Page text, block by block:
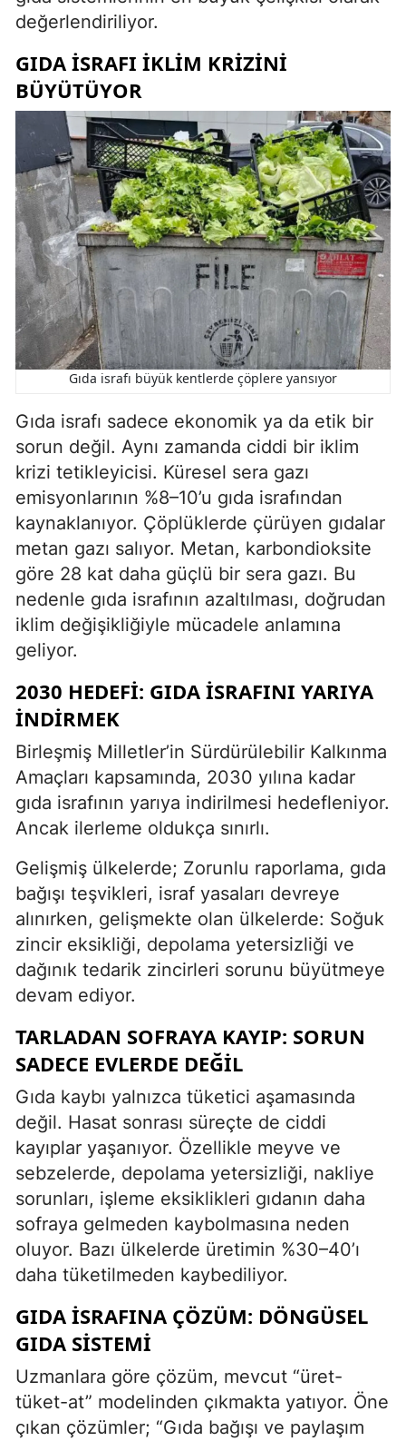
değerlendiriliyor.
GIDA ISRAFI IKLIM KRIZINI
BÜYÜTÜYOR
Gıda israfı büyük kentlerde çöplere yansıyor
Gıda israfı sadece ekonomik ya da etik bir
sorun değil. Aynı zamanda ciddi bir iklim
krizi tetikleyicisi. Küresel sera gazı
emisyonlarının %8–10’u gıda israfından
kaynaklanıyor. Çöplüklerde çürüyen gıdalar
metan gazı salıyor. Metan, karbondioksite
göre 28 kat daha güçlü bir sera gazı. Bu
nedenle gıda israfının azaltılması, doğrudan
iklim değişikliğiyle mücadele anlamına
geliyor.
2030 HEDEFI: GIDA ISRAFINI YARIYA
INDIRMEK
Birleşmiş Milletler’in Sürdürülebilir Kalkınma
Amaçları kapsamında, 2030 yılına kadar
gıda israfının yarıya indirilmesi hedefleniyor.
Ancak ilerleme oldukça sınırlı.
Gelişmiş ülkelerde; Zorunlu raporlama, gıda
bağışı teşvikleri, israf yasaları devreye
alınırken, gelişmekte olan ülkelerde: Soğuk
zincir eksikliği, depolama yetersizliği ve
dağınık tedarik zincirleri sorunu büyütmeye
devam ediyor.
TARLADAN SOFRAYA KAYIP: SORUN
SADECE EVLERDE DEĞIL
Gıda kaybı yalnızca tüketici aşamasında
değil. Hasat sonrası süreçte de ciddi
kayıplar yaşanıyor. Özellikle meyve ve
sebzelerde, depolama yetersizliği, nakliye
sorunları, işleme eksiklikleri gıdanın daha
sofraya gelmeden kaybolmasına neden
oluyor. Bazı ülkelerde üretimin %30–40’ı
daha tüketilmeden kaybediliyor.
GIDA İSRAFINA ÇÖZÜM: DÖNGÜSEL
GIDA SISTEMI
Uzmanlara göre çözüm, mevcut “üret-
tüket-at” modelinden çıkmakta yatıyor. Öne
çıkan çözümler; “Gıda bağışı ve paylaşım